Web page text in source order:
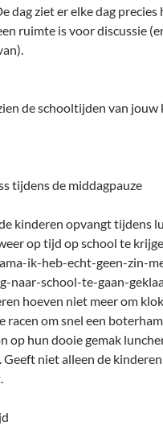
dag ziet er elke dag
ruimte is voor discussie
de schooltijden van jouw
tijdens de middagpauze
kinderen opvangt tijdens
op tijd op school te
ik-heb-echt-geen-zin-
naar-school-te-gaan-
hoeven niet meer om
racen om snel een
op hun dooie gemak
niet alleen de